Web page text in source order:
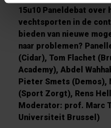
15u10 Paneldebat over
vechtsporten in de
bieden van nieuwe
naar problemen?
(Cidar), Tom Flachet
Academy), Abdel
Pieter Smets (Demos),
(Sport Zorgt), Rens
Moderator: prof. Marc
Universiteit Brussel)